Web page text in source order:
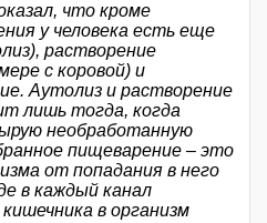
что кроме
у человека есть еще
растворение
с коровой) и
Аутолиз и растворение
лишь тогда, когда
необработанную
пищеварение – это
от попадания в него
в каждый канал
в организм